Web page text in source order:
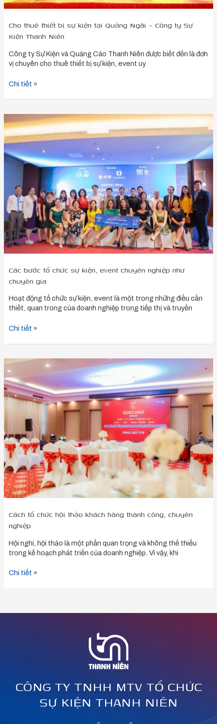
Cho thuê thiết bị sự kiện tại Quảng Ngãi – Công ty Sự
Kiện Thanh Niên
Công ty Sự Kiện và Quảng Cáo Thanh Niên được biết đến là đơn
vị chuyên cho thuê thiết bị sự kiện, event uy
Thanh
Chi tiết »
Các bước tổ chức sự kiện, event chuyên nghiệp như
chuyên gia
Hoạt động tổ chức sự kiện, event là một trong những điều cần
thiết, quan trong của doanh nghiệp trong tiếp thị và truyền
bước
tổ
chức
sự
kiện,
chuyên
nghiệp
như
chuyên
gia
Chi tiết »
Cách tổ chức hội thảo khách hàng thành công, chuyên
nghiệp
Hội nghi, hội thảo là một phần quan trọng và không thế thiếu
trong kế hoạch phát triển của doanh nghiệp. Vì vậy, khi
Cách
tổ
chức
hội
thảo
thành
công,
chuyên
nghiệp
Chi tiết »
CÔNG TY TNHH MTV TỔ CHỨC
SỰ KIỆN THANH NIÊN